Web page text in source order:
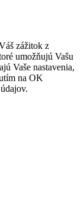
zážitok z
umožňujú Vašu
Vaše nastavenia,
na OK